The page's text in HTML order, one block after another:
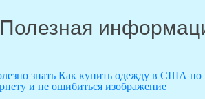
Полезная